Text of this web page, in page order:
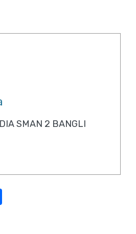
SMAN 2 BANGLI